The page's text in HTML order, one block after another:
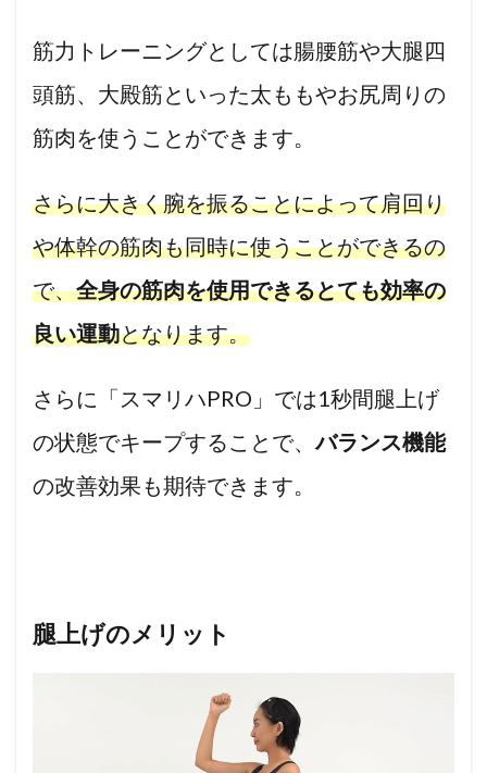
筋力トレーニングとしては腸腰筋や大腿四
頭筋、大殿筋といった太ももやお尻周りの
筋肉を使うことができます。
さらに大きく腕を振ることによって肩回り
や体幹の筋肉も同時に使うことができるの
で、全身の筋肉を使用できるとても効率の
良い運動となります。
さらに「スマリハPRO」では1秒間腿上げ
の状態でキープすることで、バランス機能
の改善効果も期待できます。
腿上げのメリット